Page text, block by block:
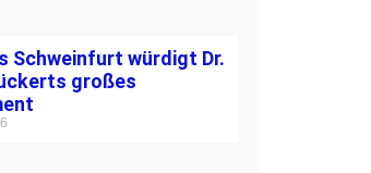
Schweinfurt würdigt Dr.
großes